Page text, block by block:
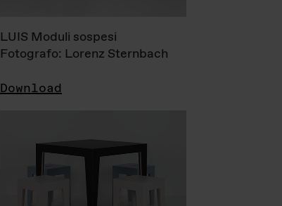
LUIS Moduli sospesi
Fotografo: Lorenz Sternbach
Download